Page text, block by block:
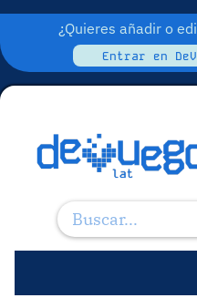
¿Quieres añadir o
Entrar en